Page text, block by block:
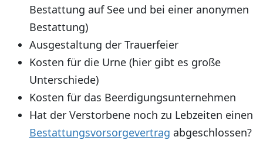
Bestattung auf See und bei einer anonymen
Bestattung)
Ausgestaltung der Trauerfeier
Kosten für die Urne (hier gibt es große
Unterschiede)
Kosten für das Beerdigungsunternehmen
Hat der Verstorbene noch zu Lebzeiten einen
Bestattungsvorsorgevertrag abgeschlossen?